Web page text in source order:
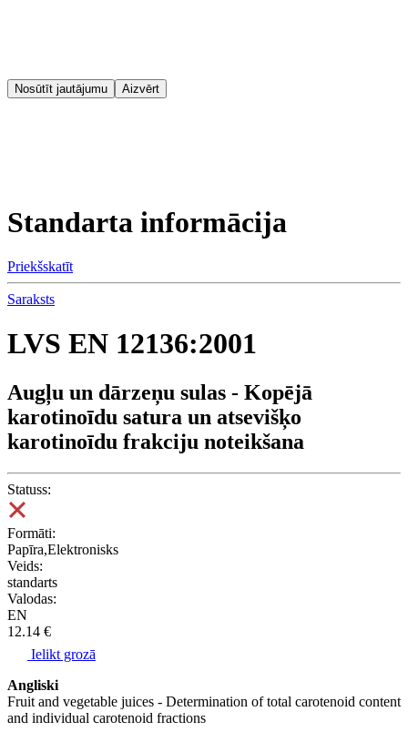
Nosūtīt jautājumu Aizvērt
Standarta informācija
Priekšskatīt
Saraksts
LVS EN 12136:2001
Augļu un dārzeņu sulas - Kopējā
karotinoīdu satura un atsevišķo
karotinoīdu frakciju noteikšana
Statuss:
Formāti:
Papīra,Elektronisks
Veids:
standarts
Valodas:
EN
12.14 €
Ielikt grozā
Angliski
Fruit and vegetable juices - Determination of total carotenoid content
and individual carotenoid fractions